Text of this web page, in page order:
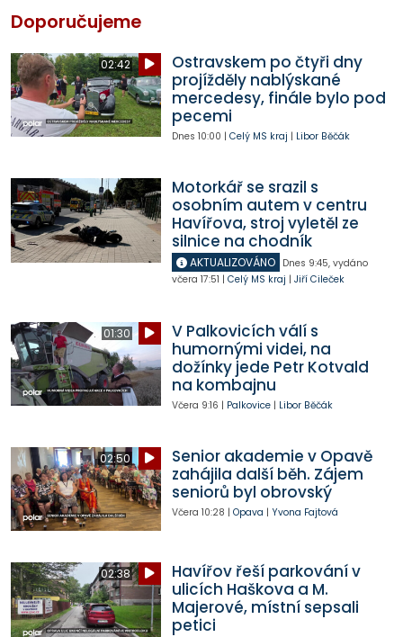
Doporučujeme
02:42
Ostravskem po čtyři dny
projížděly nablýskané
mercedesy, finále bylo pod
pecemi
Dnes 10:00 | Celý MS kraj | Libor Běčák
Motorkář se srazil s
osobním autem v centru
Havířova, stroj vyletěl ze
silnice na chodník
AKTUALIZOVÁNO Dnes 9:45, vydáno
včera 17:51 | Celý MS kraj | Jiří Cileček
01:30
V Palkovicích válí s
humornými videi, na
dožínky jede Petr Kotvald
na kombajnu
Včera 9:16 | Palkovice| Libor Běčák
02:50
Senior akademie v Opavě
zahájila další běh. Zájem
seniorů byl obrovský
Včera 10:28 | Opava | Yvona Fajtová
02:38
Havířov řeší parkování v
ulicích Haškova a M.
Majerové, místní sepsali
petici